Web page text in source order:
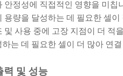
안정성에 직접적인 영향을 미칩
용량을 달성하는 데 필요한 셀
및 사용 중에 고장 지점이 더 적
하는 데 필요한 셀이 더 많아 연
력 및 성능